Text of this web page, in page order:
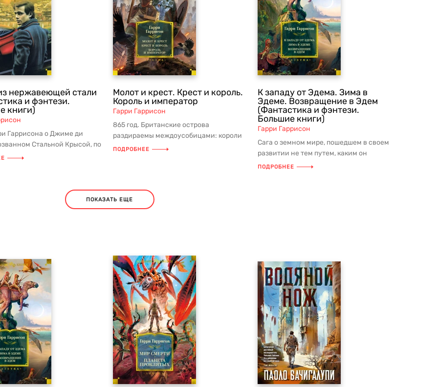
нержавеющей стали
и фэнтези.
книги)
Гаррисона о Джиме ди
Стальной Крысой, по
одним из лучши...
Молот и крест. Крест и король.
Король и император
Гарри Гаррисон
865 год. Британские острова
раздираемы междоусобицами: короли
воюют друг с другом, а над всеми
ПОДРОБНЕЕ
К западу от Эдема. Зима в
Эдеме. Возвращение в Эдем
(Фантастика и фэнтези.
Большие книги)
Гарри Гаррисон
Сага о земном мире, пошедшем в своем
развитии не тем путем, каким он
следует до сих пор. Глобальная ...
ПОДРОБНЕЕ
ПОКАЗАТЬ ЕЩЕ